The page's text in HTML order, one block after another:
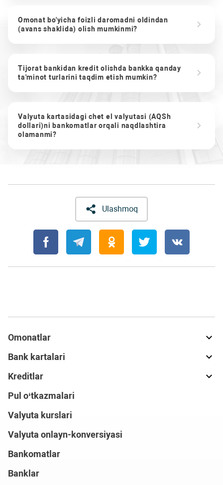
Omonat bo'yicha foizli daromadni oldindan
(avans shaklida) olish mumkinmi?
Tijorat bankidan kredit olishda bankka qanday
ta'minot turlarini taqdim etish mumkin?
Valyuta kartasidagi chet el valyutasi (AQSh
dollari)ni bankomatlar orqali naqdlashtira
olamanmi?
Ulashmoq
Omonatlar
Bank kartalari
Kreditlar
Pul o‘tkazmalari
Valyuta kurslari
Valyuta onlayn-konversiyasi
Bankomatlar
Banklar